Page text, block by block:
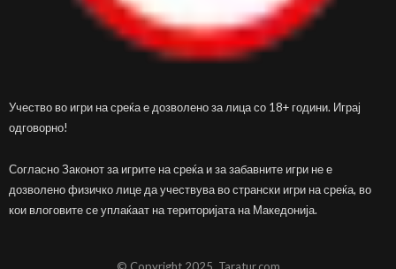
Учество во игри на среќа е дозволено за лица со 18+ години. Играј
одговорно!
Согласно Законот за игрите на среќа и за забавните игри не е
дозволено физичко лице да учествува во странски игри на среќа, во
кои влоговите се уплаќаат на територијата на Македонија.